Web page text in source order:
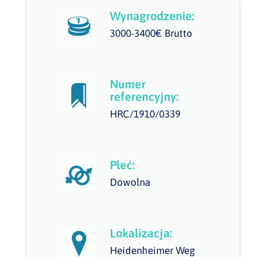
Wynagrodzenie:
3000-3400€ Brutto
Numer
referencyjny:
HRC/1910/0339
Płeć:
Dowolna
Lokalizacja:
Heidenheimer Weg